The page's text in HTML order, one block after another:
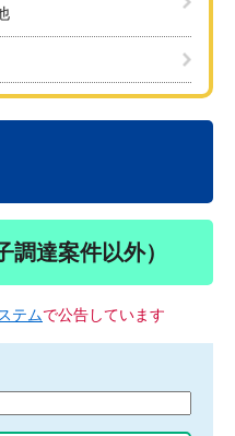
調達案件以外）
テムで公告しています